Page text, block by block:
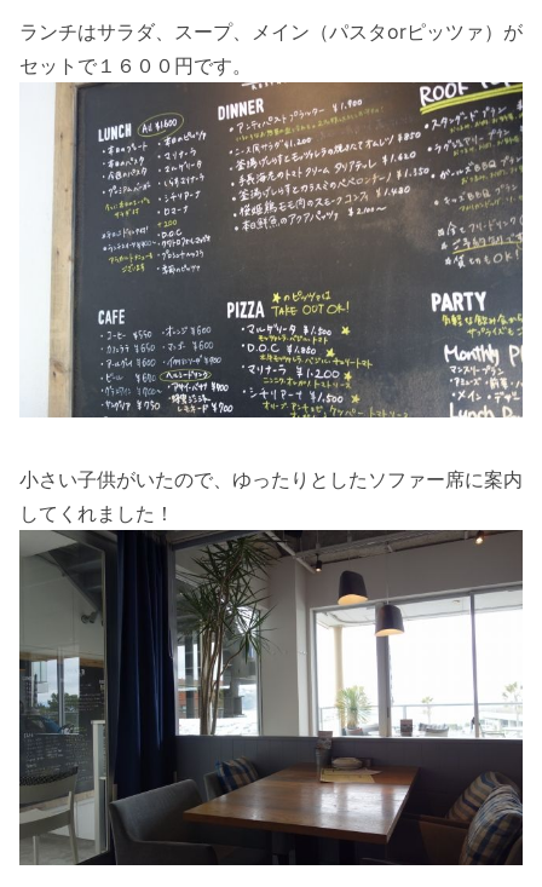
ランチはサラダ、スープ、メイン（パスタorピッツァ）が
セットで１６００円です。
小さい子供がいたので、ゆったりとしたソファー席に案内
してくれました！